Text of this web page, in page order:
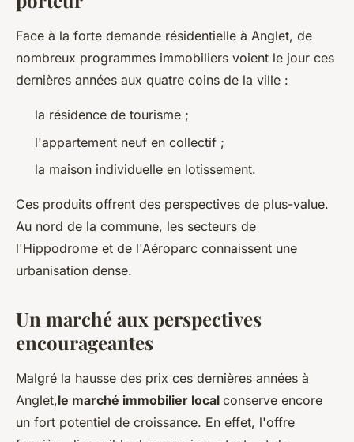
Face à la forte demande résidentielle à Anglet, de
nombreux programmes immobiliers voient le jour ces
dernières années aux quatre coins de la ville :
la résidence de tourisme ;
l'appartement neuf en collectif ;
la maison individuelle en lotissement.
Ces produits offrent des perspectives de plus-value.
Au nord de la commune, les secteurs de
l'Hippodrome et de l'Aéroparc connaissent une
urbanisation dense.
Un marché aux perspectives
encourageantes
Malgré la hausse des prix ces dernières années à
Anglet,le marché immobilier local conserve encore
un fort potentiel de croissance. En effet, l'offre